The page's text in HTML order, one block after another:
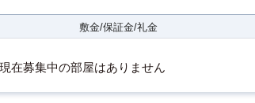
敷金/保証金/礼金
現在募集中の部屋はありません